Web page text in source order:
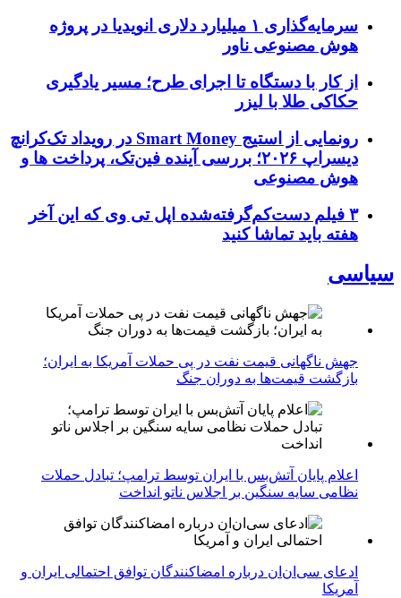
سرمایه‌گذاری ۱ میلیارد دلاری انویدیا در پروژه
هوش مصنوعی ناور
از کار با دستگاه تا اجرای طرح؛ مسیر یادگیری
حکاکی طلا با لیزر
رونمایی از استیج Smart Money در رویداد تک‌کرانچ
دیسراپ ۲۰۲۶؛ بررسی آینده فین‌تک، پرداخت‌ ها و
هوش مصنوعی
۳ فیلم دست‌کم‌گرفته‌شده اپل تی وی که این آخر
هفته باید تماشا کنید
سیاسی
جهش ناگهانی قیمت نفت در پی حملات آمریکا به ایران؛
بازگشت قیمت‌ها به دوران جنگ
اعلام پایان آتش‌بس با ایران توسط ترامپ؛ تبادل حملات
نظامی سایه سنگین بر اجلاس ناتو انداخت
ادعای سی‌ان‌ان درباره امضاکنندگان توافق احتمالی ایران و
آمریکا